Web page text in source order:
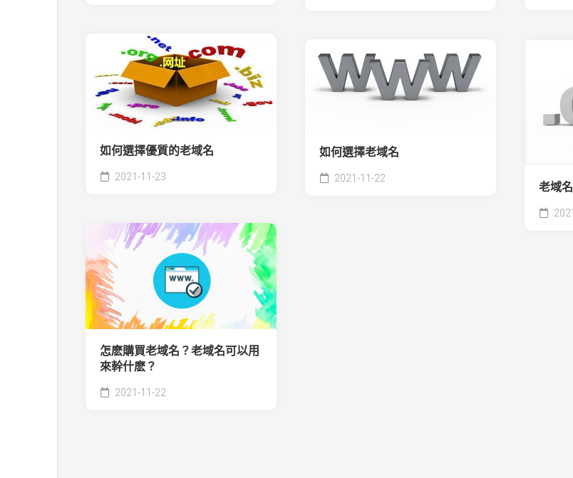
如何選擇優質的老域名
2021-11-23
老域
如何選擇老域名
2021-11-22
怎麽購買老域名？老域名可以用
來幹什麽？
2021-11-22